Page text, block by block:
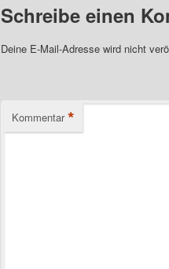
Schreibe einen
Deine E-Mail-Adresse wird nicht
Kommentar *